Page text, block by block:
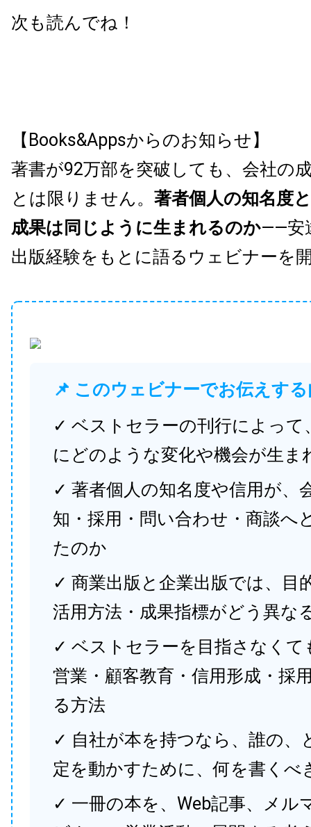
次も読んでね！
【Books&Appsからのお知らせ】
著書が92万部を突破しても、会社の
とは限りません。 著者個人の知名度
成果は同じように生まれるのか——安
出版経験をもとに語るウェビナーを
📌 このウェビナーでお伝えす
✓ ベストセラーの刊行によって
にどのような変化や機会が生ま
✓ 著者個人の知名度や信用が、
知・採用・問い合わせ・商談へ
たのか
✓ 商業出版と企業出版では、目
活用方法・成果指標がどう異な
✓ ベストセラーを目指さなくて
営業・顧客教育・信用形成・採
る方法
✓ 自社が本を持つなら、誰の、
定を動かすために、何を書くべ
✓ 一冊の本を、Web記事、メル